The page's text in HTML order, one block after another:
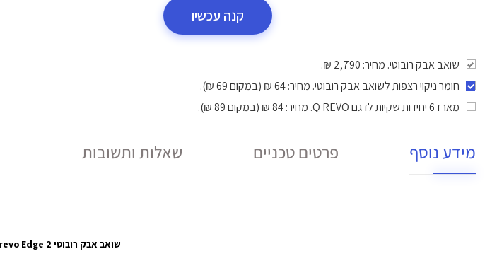
קנה עכשיו
שואב אבק רובוטי. מחיר: 2,790 ₪.
חומר ניקוי רצפות לשואב אבק רובוטי. מחיר: 64 ₪ (במקום 69 ₪).
מארז 6 יחידות שקיות לדגם Q REVO
. מחיר: 84 ₪ (במקום 89 ₪).
מידע נוסף פרטים טכניים שאלות ותשובות
שואב אבק רובוטי Qrevo Edge 2 מבית Roborock